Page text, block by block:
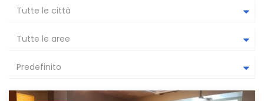
Tutte le città
Tutte le aree
Predefinito